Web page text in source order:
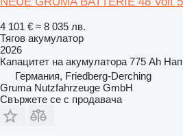
4 101 € ≈ 8 035 лв.
Тягов акумулатор
2026
Капацитет на акумулатора 775 Ah
Германия, Friedberg-Derching
Gruma Nutzfahrzeuge GmbH
Свържете се с продавача